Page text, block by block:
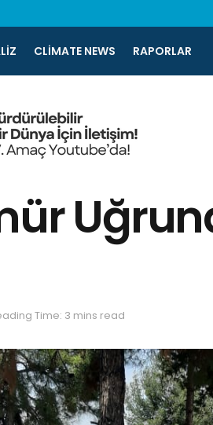
CLIMATE NEWS RAPORLAR
Time: 3 mins read